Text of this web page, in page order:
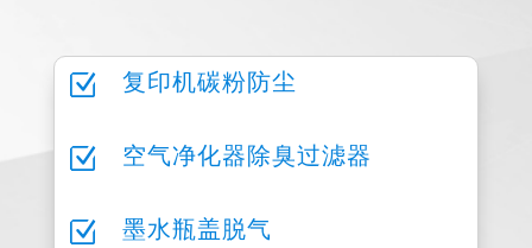
Z 复印机碳粉防尘
Z 空气净化器除臭过滤器
Z 墨水瓶盖脱气